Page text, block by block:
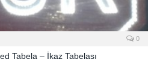
0
Tabela – İkaz Tabelası